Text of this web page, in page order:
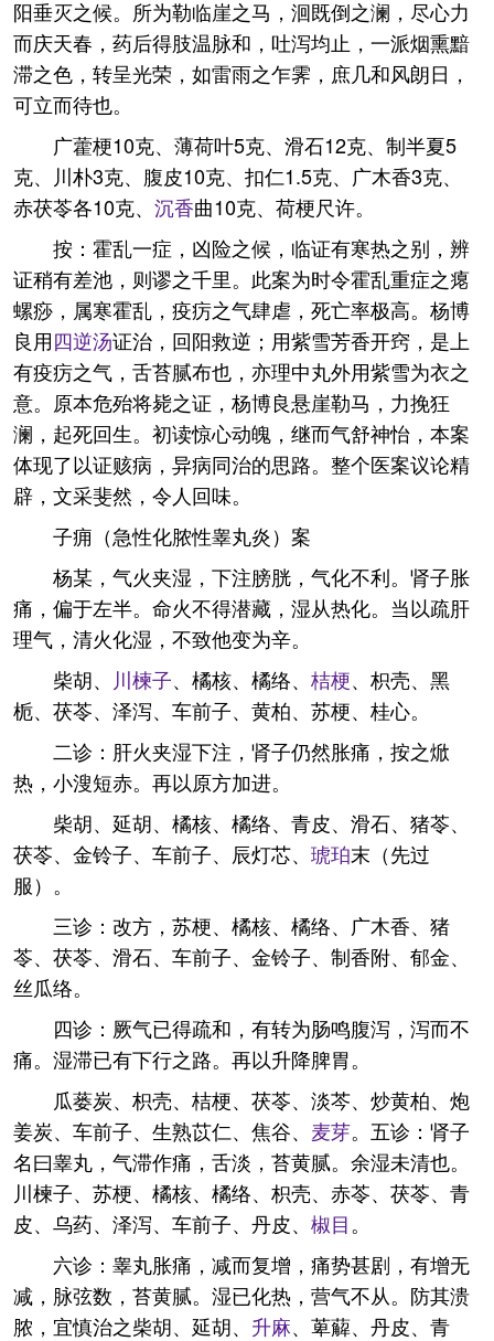
阳垂灭之候。所为勒临崖之马，洄既倒之澜，尽心力
而庆天春，药后得肢温脉和，吐泻均止，一派烟熏黯
滞之色，转呈光荣，如雷雨之乍霁，庶几和风朗日，
可立而待也。
广藿梗10克、薄荷叶5克、滑石12克、制半夏5
克、川朴3克、腹皮10克、扣仁1.5克、广木香3克、
赤茯苓各10克、 沉香曲10克、荷梗尺许。
按：霍乱一症，凶险之候，临证有寒热之别，辨
证稍有差池，则谬之千里。此案为时令霍乱重症之瘪
螺痧，属寒霍乱，疫疠之气肆虐，死亡率极高。杨博
良用四逆汤证治，回阳救逆；用紫雪芳香开窍，是上
有疫疠之气，舌苔腻布也，亦理中丸外用紫雪为衣之
意。原本危殆将毙之证，杨博良悬崖勒马，力挽狂
澜，起死回生。初读惊心动魄，继而气舒神怡，本案
体现了以证赅病，异病同治的思路。整个医案议论精
辟，文采斐然，令人回味。
子痈（急性化脓性睾丸炎）案
杨某，气火夹湿，下注膀胱，气化不利。肾子胀
痛，偏于左半。命火不得潜藏，湿从热化。当以疏肝
理气，清火化湿，不致他变为辛。
柴胡、
川楝子、橘核、橘络、 桔梗、枳壳、黑
栀、茯苓、泽泻、车前子、黄柏、苏梗、桂心。
二诊：肝火夹湿下注，肾子仍然胀痛，按之焮
热，小溲短赤。再以原方加进。
柴胡、延胡、橘核、橘络、青皮、滑石、猪苓、
茯苓、金铃子、车前子、辰灯芯、 琥珀末（先过
服）。
三诊：改方，苏梗、橘核、橘络、广木香、猪
苓、茯苓、滑石、车前子、金铃子、制香附、郁金、
丝瓜络。
四诊：厥气已得疏和，有转为肠鸣腹泻，泻而不
痛。湿滞已有下行之路。再以升降脾胃。
瓜蒌炭、枳壳、桔梗、茯苓、淡芩、炒黄柏、炮
姜炭、车前子、生熟苡仁、焦谷、 麦芽。五诊：肾子
名曰睾丸，气滞作痛，舌淡，苔黄腻。余湿未清也。
川楝子、苏梗、橘核、橘络、枳壳、赤苓、茯苓、青
皮、乌药、泽泻、车前子、丹皮、 椒目。
六诊：睾丸胀痛，减而复增，痛势甚剧，有增无
减，脉弦数，苔黄腻。湿已化热，营气不从。防其溃
脓，宜慎治之柴胡、延胡、 升麻、萆薢、丹皮、青